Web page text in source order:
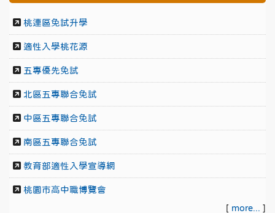
桃連區免試升學
適性入學桃花源
五專優先免試
北區五專聯合免試
中區五專聯合免試
南區五專聯合免試
教育部適性入學宣導網
桃園市高中職博覽會
[ more... ]